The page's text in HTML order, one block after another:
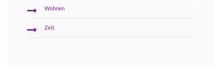
Wohnen
Zeit